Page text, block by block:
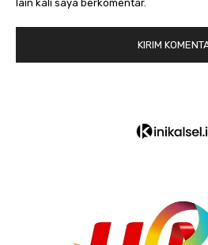
lain kali saya berkomentar.